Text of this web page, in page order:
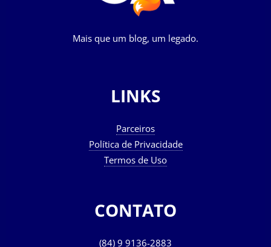
Mais que um blog, um legado.
LINKS
Parceiros
Política de Privacidade
Termos de Uso
CONTATO